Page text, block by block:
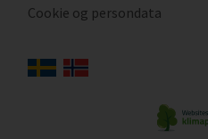
Cookie og persondata